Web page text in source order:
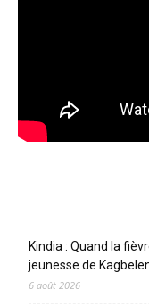
Kindia : Quand la
jeunesse de
6 août 2026